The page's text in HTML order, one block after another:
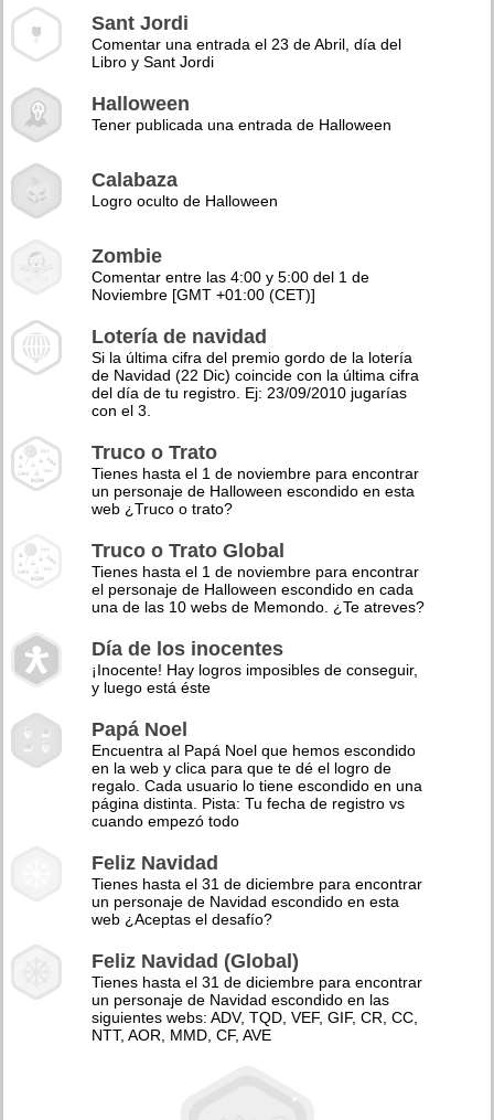
Sant Jordi
Comentar una entrada el 23 de Abril, día del
Libro y Sant Jordi
Halloween
Tener publicada una entrada de Halloween
Calabaza
Logro oculto de Halloween
Zombie
Comentar entre las 4:00 y 5:00 del 1 de
Noviembre [GMT +01:00 (CET)]
Lotería de navidad
Si la última cifra del premio gordo de la lotería
de Navidad (22 Dic) coincide con la última cifra
del día de tu registro. Ej: 23/09/2010 jugarías
con el 3.
Truco o Trato
Tienes hasta el 1 de noviembre para encontrar
un personaje de Halloween escondido en esta
web ¿Truco o trato?
Truco o Trato Global
Tienes hasta el 1 de noviembre para encontrar
el personaje de Halloween escondido en cada
una de las 10 webs de Memondo. ¿Te atreves?
Día de los inocentes
¡Inocente! Hay logros imposibles de conseguir,
y luego está éste
Papá Noel
Encuentra al Papá Noel que hemos escondido
en la web y clica para que te dé el logro de
regalo. Cada usuario lo tiene escondido en una
página distinta. Pista: Tu fecha de registro vs
cuando empezó todo
Feliz Navidad
Tienes hasta el 31 de diciembre para encontrar
un personaje de Navidad escondido en esta
web ¿Aceptas el desafío?
Feliz Navidad (Global)
Tienes hasta el 31 de diciembre para encontrar
un personaje de Navidad escondido en las
siguientes webs: ADV, TQD, VEF, GIF, CR, CC,
NTT, AOR, MMD, CF, AVE